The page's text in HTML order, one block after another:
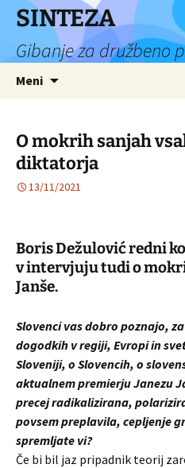
Preskoči
vsebino
SINTEZA
Gibanje za družbeno
Meni
O mokrih sanjah
diktatorja
13/11/2021
Boris Dežulović redni
v intervjuju tudi o
Janše.
Slovenci vas dobro poznajo,
dogodkih v regiji, Evropi in
Sloveniji, o Slovencih, o
aktualnem premierju Janezu
precej radikalizirana,
povsem preplavila, cepljenje
spremljate vi?
Če bi bil jaz pripadnik teorij